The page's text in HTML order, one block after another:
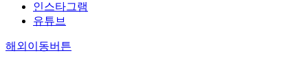
인스타그램
유튜브
해외이동버튼